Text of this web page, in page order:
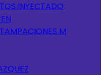
INYECTADO
M